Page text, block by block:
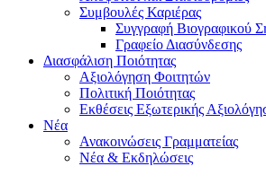
Συμβουλές Καριέρας
Συγγραφή Βιογραφικού
Γραφείο Διασύνδεσης
Διασφάλιση Ποιότητας
Aξιολόγηση Φοιτητών
Πολιτική Ποιότητας
Eκθέσεις Εξωτερικής
Νέα
Ανακοινώσεις Γραμματείας
Νέα & Eκδηλώσεις